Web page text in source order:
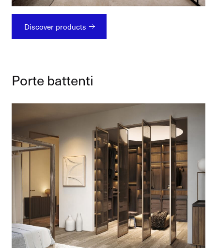
Discover products
Porte battenti